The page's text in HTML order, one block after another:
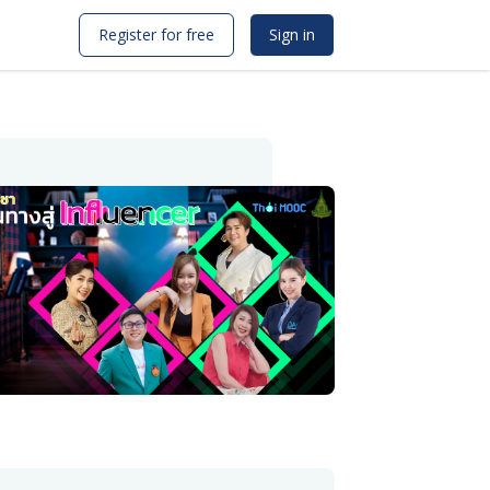
Register for free Sign in